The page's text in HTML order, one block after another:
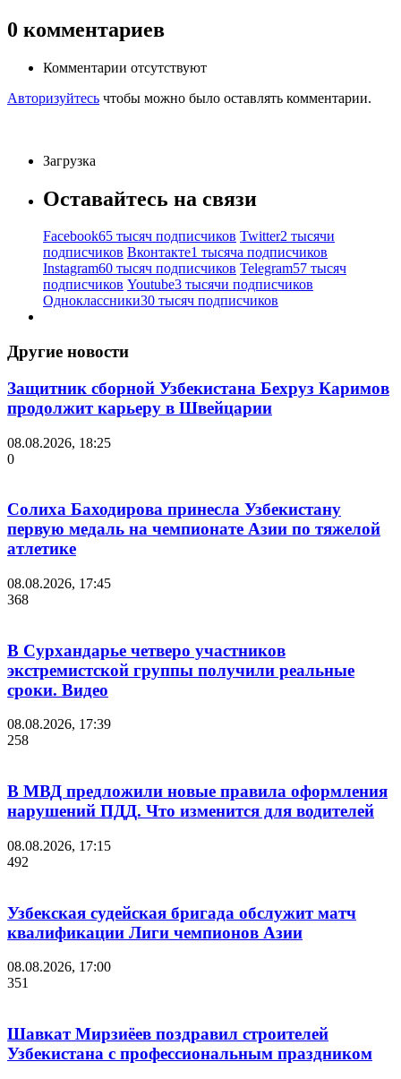
0 комментариев
Комментарии отсутствуют
Авторизуйтесь чтобы можно было оставлять комментарии.
Загрузка
Оставайтесь на связи
Facebook65 тысяч подписчиков Twitter2 тысячи
подписчиков Вконтакте1 тысяча подписчиков
Instagram60 тысяч подписчиков Telegram57 тысяч
подписчиков Youtube3 тысячи подписчиков
Одноклассники30 тысяч подписчиков
Другие новости
Защитник сборной Узбекистана Бехруз Каримов
продолжит карьеру в Швейцарии
08.08.2026, 18:25
0
Солиха Баходирова принесла Узбекистану
первую медаль на чемпионате Азии по тяжелой
атлетике
08.08.2026, 17:45
368
В Сурхандарье четверо участников
экстремистской группы получили реальные
сроки. Видео
08.08.2026, 17:39
258
В МВД предложили новые правила оформления
нарушений ПДД. Что изменится для водителей
08.08.2026, 17:15
492
Узбекская судейская бригада обслужит матч
квалификации Лиги чемпионов Азии
08.08.2026, 17:00
351
Шавкат Мирзиёев поздравил строителей
Узбекистана с профессиональным праздником